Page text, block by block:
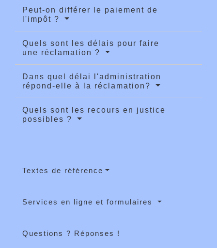
Peut-on différer le paiement de
l'impôt ?
Quels sont les délais pour faire
une réclamation ?
Dans quel délai l'administration
répond-elle à la réclamation?
Quels sont les recours en justice
possibles ?
Textes de référence
Services en ligne et formulaires
Questions ? Réponses !